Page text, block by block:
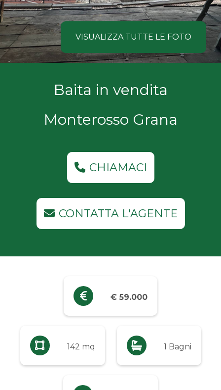
VISUALIZZA TUTTE LE FOTO
Baita in vendita
Monterosso Grana
CHIAMACI
CONTATTA L'AGENTE
€ 59.000
142 mq 1 Bagni
COSA
CERCANO
NOSTRI
Comune
Tipologia
Industriali
Fino a € 5.000